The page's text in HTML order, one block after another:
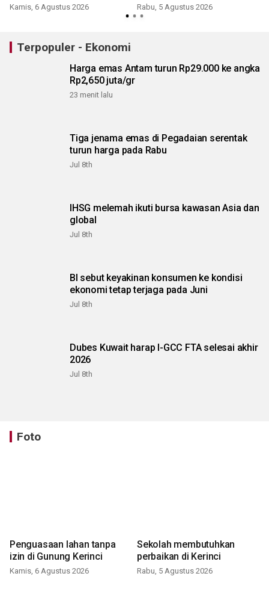
Kamis, 6 Agustus 2026 Rabu, 5 Agustus 2026
Terpopuler - Ekonomi
Harga emas Antam turun Rp29.000 ke angka
Rp2,650 juta/gr
23 menit lalu
Tiga jenama emas di Pegadaian serentak
turun harga pada Rabu
Jul 8th
IHSG melemah ikuti bursa kawasan Asia dan
global
Jul 8th
BI sebut keyakinan konsumen ke kondisi
ekonomi tetap terjaga pada Juni
Jul 8th
Dubes Kuwait harap I-GCC FTA selesai akhir
2026
Jul 8th
Foto
Penguasaan lahan tanpa
izin di Gunung Kerinci
Kamis, 6 Agustus 2026
Sekolah membutuhkan
perbaikan di Kerinci
Rabu, 5 Agustus 2026